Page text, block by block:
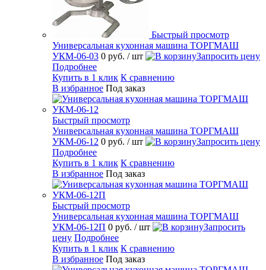
Быстрый просмотр
Универсальная кухонная машина ТОРГМАШ
УКМ-06-03 0 руб. / шт
Запросить цену
Подробнее
Купить в 1 клик К сравнению
В избранное Под заказ
Быстрый просмотр
Универсальная кухонная машина ТОРГМАШ
УКМ-06-12 0 руб. / шт
Запросить цену
Подробнее
Купить в 1 клик К сравнению
В избранное Под заказ
Быстрый просмотр
Универсальная кухонная машина ТОРГМАШ
УКМ-06-12П 0 руб. / шт
Запросить
цену Подробнее
Купить в 1 клик К сравнению
В избранное Под заказ